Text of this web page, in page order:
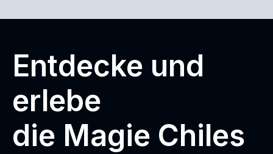
Entdecke und
erlebe
die Magie Chiles